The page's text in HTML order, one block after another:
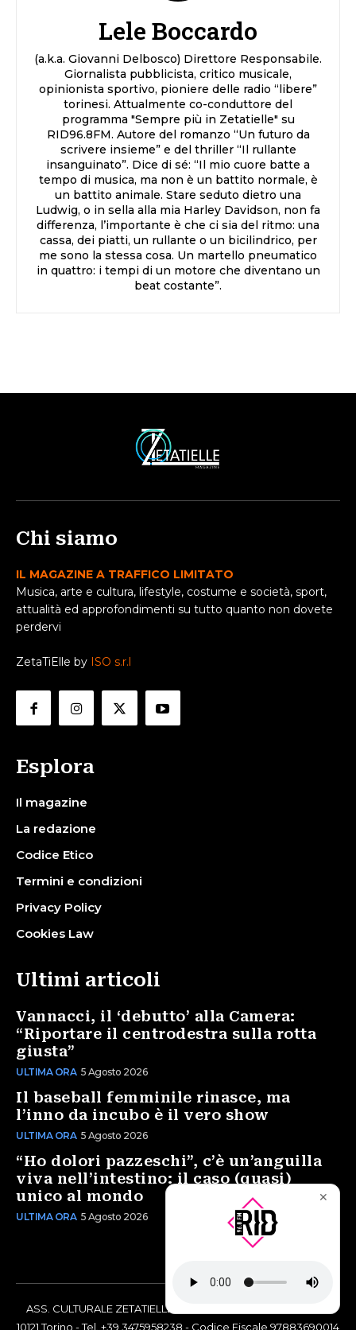
Lele Boccardo
(a.k.a. Giovanni Delbosco) Direttore Responsabile.
Giornalista pubblicista, critico musicale,
opinionista sportivo, pioniere delle radio “libere”
torinesi. Attualmente co-conduttore del
programma "Sempre più in Zetatielle" su
RID96.8FM. Autore del romanzo “Un futuro da
scrivere insieme” e del thriller “Il rullante
insanguinato”. Dice di sé: “Il mio cuore batte a
tempo di musica, ma non è un battito normale, è
un battito animale. Stare seduto dietro una
Ludwig, o in sella alla mia Harley Davidson, non fa
differenza, l’importante è che ci sia del ritmo: una
cassa, dei piatti, un rullante o un bicilindrico, per
me sono la stessa cosa. Un martello pneumatico
in quattro: i tempi di un motore che diventano un
beat costante”.
Chi siamo
IL MAGAZINE A TRAFFICO LIMITATO
Musica, arte e cultura, lifestyle, costume e società, sport,
attualità ed approfondimenti su tutto quanto non dovete
perdervi
ZetaTiElle by ISO s.r.l
Esplora
Il magazine
La redazione
Codice Etico
Termini e condizioni
Privacy Policy
Cookies Law
Ultimi articoli
Vannacci, il ‘debutto’ alla Camera:
“Riportare il centrodestra sulla rotta
giusta”
ULTIMA ORA 5 Agosto 2026
Il baseball femminile rinasce, ma
l’inno da incubo è il vero show
ULTIMA ORA 5 Agosto 2026
“Ho dolori pazzeschi”, c’è un’anguilla
viva nell’intestino: il caso (quasi)
unico al mondo
ULTIMA ORA 5 Agosto 2026
ASS. CULTURALE ZETATIELLE OFF via Vittorio Amedeo II, 21 -
10121 Torino - Tel. +39 3475958238 - Codice Fiscale 97883690014
✕